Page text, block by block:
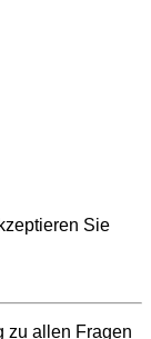
Sie
zu allen Fragen